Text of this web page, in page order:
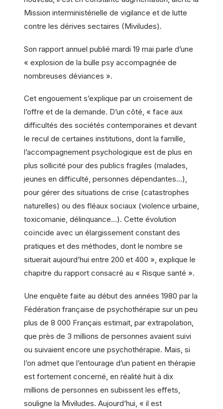
Mission interministérielle de vigilance et de lutte
contre les dérives sectaires (Miviludes).
Son rapport annuel publié mardi 19 mai parle d’une
« explosion de la bulle psy accompagnée de
nombreuses déviances ».
Cet engouement s’explique par un croisement de
l’offre et de la demande. D’un côté, « face aux
difficultés des sociétés contemporaines et devant
le recul de certaines institutions, dont la famille,
l’accompagnement psychologique est de plus en
plus sollicité pour des publics fragiles (malades,
jeunes en difficulté, personnes dépendantes…),
pour gérer des situations de crise (catastrophes
naturelles) ou des fléaux sociaux (violence urbaine,
toxicomanie, délinquance…). Cette évolution
coïncide avec un élargissement constant des
pratiques et des méthodes, dont le nombre se
situerait aujourd’hui entre 200 et 400 », explique le
chapitre du rapport consacré au « Risque santé ».
Une enquête faite au début des années 1980 par la
Fédération française de psychothérapie sur un peu
plus de 8 000 Français estimait, par extrapolation,
que près de 3 millions de personnes avaient suivi
ou suivaient encore une psychothérapie. Mais, si
l’on admet que l’entourage d’un patient en thérapie
est fortement concerné, en réalité huit à dix
millions de personnes en subissent les effets,
souligne la Miviludes. Aujourd’hui, « il est